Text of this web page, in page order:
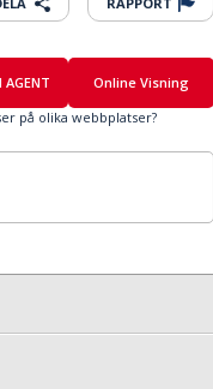
AGENT
Online Visning
på olika webbplatser?